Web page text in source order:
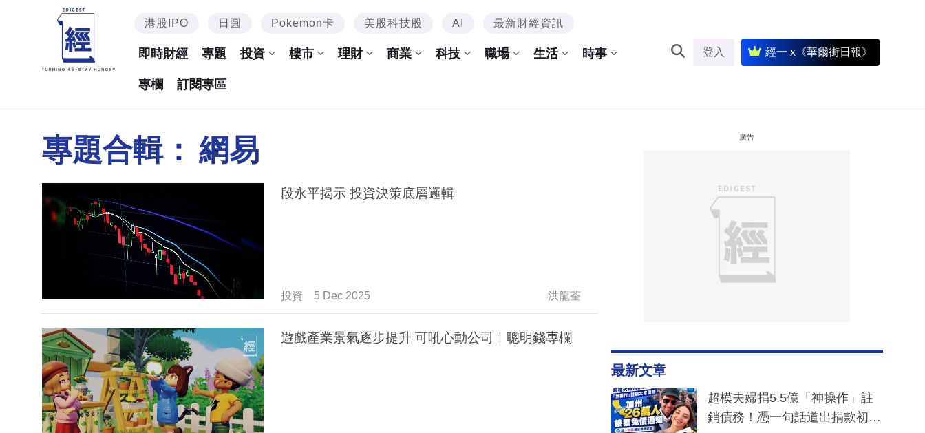
港股IPO 日圓 Pokemon卡 美股科技股 AI 最新財經資訊
即時財經 專題 投資 樓市 理財 商業 科技 職場 生活 時事
專欄 訂閱專區
登入 經一 x《華爾街日報》
專題合輯： 網易
段永平揭示 投資決策底層邏輯
投資 5 Dec 2025 洪龍荃
遊戲產業景氣逐步提升 可吼心動公司｜聰明錢專欄
廣告
最新文章
超模夫婦捐5.5億「神操作」註
銷債務！憑一句話道出捐款初